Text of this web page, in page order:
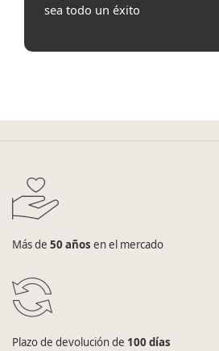
sea todo un éxito
Más de 50 años en el mercado
Plazo de devolución de 100 días